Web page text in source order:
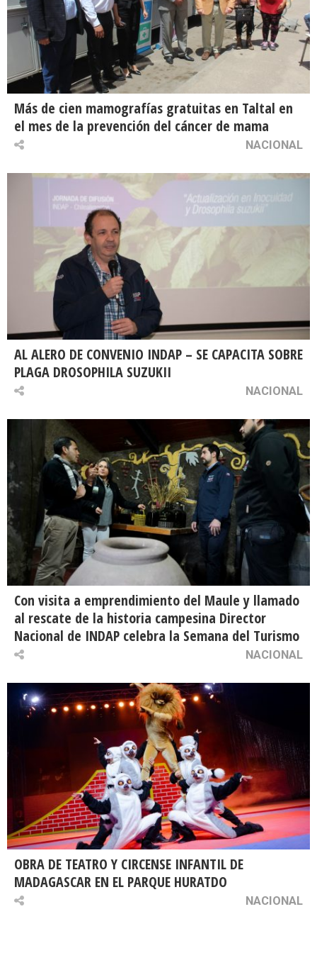
Más de cien mamografías gratuitas en Taltal en
el mes de la prevención del cáncer de mama
NACIONAL
AL ALERO DE CONVENIO INDAP – SE CAPACITA SOBRE
PLAGA DROSOPHILA SUZUKII
NACIONAL
Con visita a emprendimiento del Maule y llamado
al rescate de la historia campesina Director
Nacional de INDAP celebra la Semana del Turismo
NACIONAL
OBRA DE TEATRO Y CIRCENSE INFANTIL DE
MADAGASCAR EN EL PARQUE HURATDO
NACIONAL